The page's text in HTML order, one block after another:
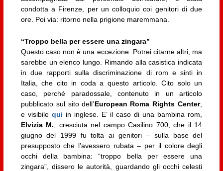
condotta a Firenze, per un colloquio coi genitori di due
ore. Poi via: ritorno nella prigione maremmana.
“Troppo bella per essere una zingara”
Questo caso non è una eccezione. Potrei citarne altri, ma
sarebbe un elenco lungo. Rimando alla casistica indicata
in due rapporti sulla discriminazione di rom e sinti in
Italia, che cito in coda a questo articolo. Cito solo un
caso, perché paradossale, contenuto in un articolo
pubblicato sul sito dell’European Roma Rights Center,
e visibile qui in inglese. E’ il caso di una bambina rom,
Elvizia M. , cresciuta nel campo Casilino 700, che il 14
giugno del 1999 fu tolta ai genitori – sulla base del
presupposto che l’avessero rubata – per il colore degli
occhi della bambina: “troppo bella per essere una
zingara”, dissero le autorità, guardando gli occhi celesti